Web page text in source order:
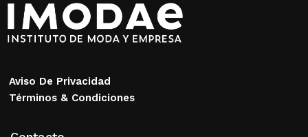
Aviso De Privacidad
Términos & Condiciones